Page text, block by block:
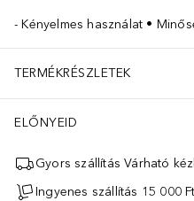
Kényelmes használat •
TERMÉKRÉSZLETEK
ELŐNYEID
Gyors szállítás Várható
Ingyenes szállítás 15 000